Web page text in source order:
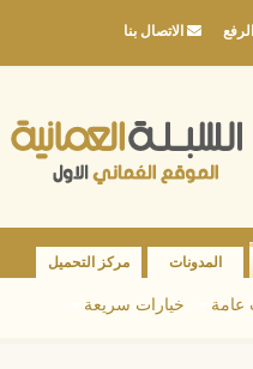
الاتصال بنا
عامة خيارات سريعة
المدونات مركز التحميل